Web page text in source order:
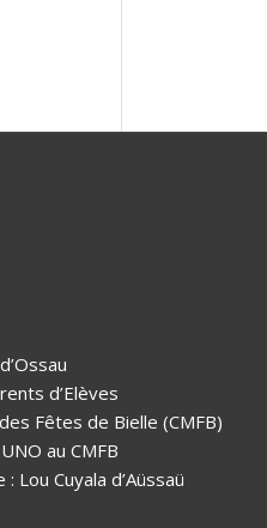
d’Elèves
Fêtes de Bielle (CMFB)
au CMFB
Lou Cuyala d’Aüssaü